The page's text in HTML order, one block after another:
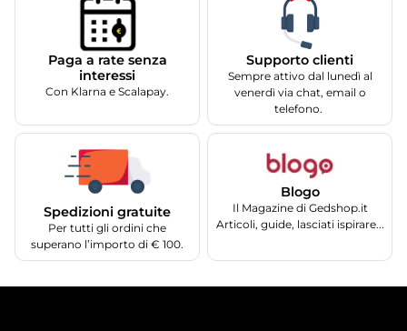
Paga a rate senza
interessi
Con Klarna e Scalapay.
Supporto clienti
Sempre attivo dal lunedì al
venerdì via chat, email o
telefono.
Spedizioni gratuite
Per tutti gli ordini che
superano l’importo di € 100.
Blogo
Il Magazine di Gedshop.it
Articoli, guide, lasciati ispirare...